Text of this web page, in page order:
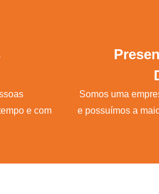
e com
Somos uma
e possuímos a